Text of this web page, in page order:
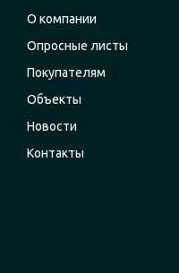
О компании
Опросные листы
Покупателям
Объекты
Новости
Контакты